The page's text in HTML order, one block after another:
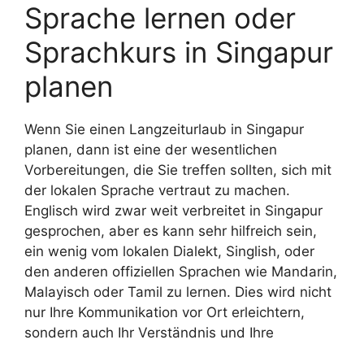
Sprache lernen oder
Sprachkurs in Singapur
planen
Wenn Sie einen Langzeiturlaub in Singapur
planen, dann ist eine der wesentlichen
Vorbereitungen, die Sie treffen sollten, sich mit
der lokalen Sprache vertraut zu machen.
Englisch wird zwar weit verbreitet in Singapur
gesprochen, aber es kann sehr hilfreich sein,
ein wenig vom lokalen Dialekt, Singlish, oder
den anderen offiziellen Sprachen wie Mandarin,
Malayisch oder Tamil zu lernen. Dies wird nicht
nur Ihre Kommunikation vor Ort erleichtern,
sondern auch Ihr Verständnis und Ihre